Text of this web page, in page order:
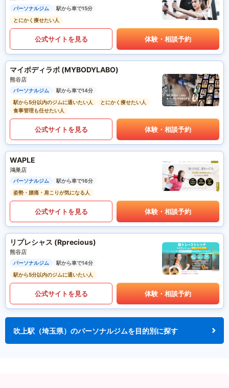
パーソナルジム
駅から車で15分
とにかく痩せたい人
公式サイトを見る 体験・相談予約
マイボディラボ (MYBODYLABO)
熊谷店
パーソナルジム
駅から車で14分
駅から5分以内のジムに通いたい人
とにかく痩せたい人
食事管理も任せたい人
公式サイトを見る 体験・相談予約
WAPLE
鴻巣店
パーソナルジム
駅から車で16分
姿勢・腰痛・肩こりが気になる人
公式サイトを見る 体験・相談予約
リプレシャス (Rprecious)
熊谷店
パーソナルジム
駅から車で14分
駅から5分以内のジムに通いたい人
公式サイトを見る 体験・相談予約
吹上駅（埼玉県）のパーソナルジムを目的別に探す